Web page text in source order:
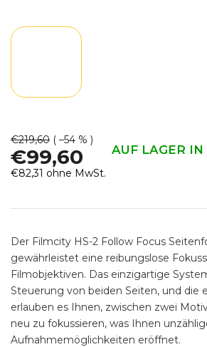
€219,60 ( –54 % )
€99,60 AUF LAGER IN
€82,31 ohne MwSt.
Der Filmcity HS-2 Follow Focus
gewährleistet eine reibungslose
Filmobjektiven. Das einzigartige
Steuerung von beiden Seiten, und die
erlauben es Ihnen, zwischen zwei
neu zu fokussieren, was Ihnen
Aufnahmemöglichkeiten eröffnet.